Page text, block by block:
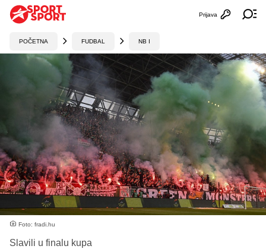
Otvori
Prijava
POČETNA FUDBAL NB I
Foto: fradi.hu
Slavili u finalu kupa